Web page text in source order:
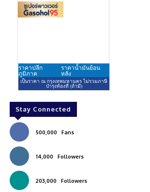
Stay Connected
500,000 Fans
14,000 Followers
203,000 Followers